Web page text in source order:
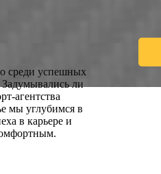
среди успешных
ли
агентства
мы углубимся в
в карьере и